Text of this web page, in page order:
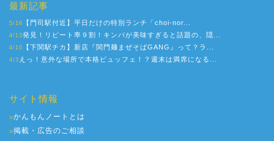
最新記事
5/16 【門司駅付近】平日だけの特別ランチ「choi-nor...
4/13発見！リピート率９割！キンパが美味すぎると話題の、隠...
4/10 【下関駅チカ】新店『関門麺まぜそばGANG』って？ラ...
4/3 えっ！意外な場所で本格ビュッフェ！？週末は満席になる...
サイト情報
>かんもんノートとは
>掲載・広告のご相談